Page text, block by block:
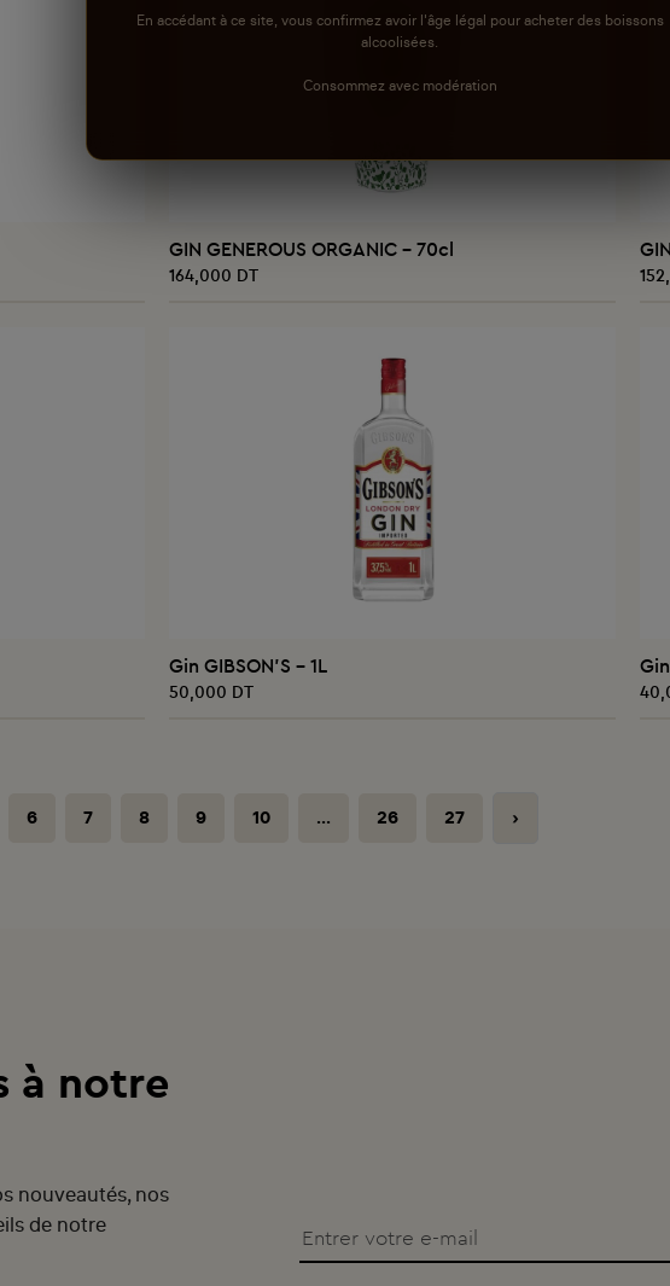
AJOUTER AU PANIER
GIN GENEROUS ORGANIC - 70cl
164,000 DT
Gin GIBSON'S - 1L
50,000 DT
6 7 8 9 10 ... 26 27 ›
à notre
nouveautés, nos
de notre
En accédant à ce site, vous confirmez avoir l'âge légal pour acheter des boissons
alcoolisées.
Consommez avec modération